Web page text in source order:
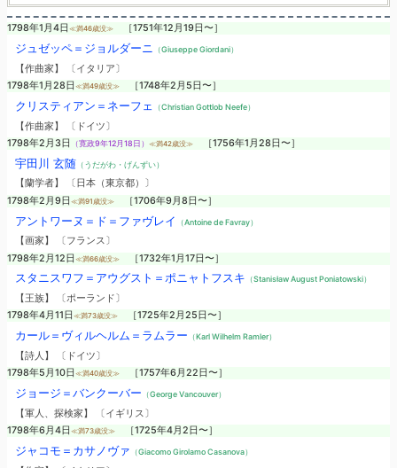
1798年1月4日 ≪満46歳没≫ ［1751年12月19日〜］
ジュゼッペ＝ジョルダーニ （Giuseppe Giordani）
【作曲家】 〔イタリア〕
1798年1月28日 ≪満49歳没≫ ［1748年2月5日〜］
クリスティアン＝ネーフェ （Christian Gottlob Neefe）
【作曲家】 〔ドイツ〕
1798年2月3日
（寛政9年12月18日） ≪満42歳没≫ ［1756年1月28日〜］
宇田川 玄随 （うだがわ・げんずい）
【蘭学者】 〔日本（東京都）〕
1798年2月9日 ≪満91歳没≫ ［1706年9月8日〜］
アントワーヌ＝ド＝ファヴレイ （Antoine de Favray）
【画家】 〔フランス〕
1798年2月12日 ≪満66歳没≫ ［1732年1月17日〜］
スタニスワフ＝アウグスト＝ポニャトフスキ （Stanisław August Poniatowski）
【王族】 〔ポーランド〕
1798年4月11日 ≪満73歳没≫ ［1725年2月25日〜］
カール＝ヴィルヘルム＝ラムラー （Karl Wilhelm Ramler）
【詩人】 〔ドイツ〕
1798年5月10日 ≪満40歳没≫ ［1757年6月22日〜］
ジョージ＝バンクーバー （George Vancouver）
【軍人、探検家】 〔イギリス〕
1798年6月4日 ≪満73歳没≫ ［1725年4月2日〜］
ジャコモ＝カサノヴァ （Giacomo Girolamo Casanova）